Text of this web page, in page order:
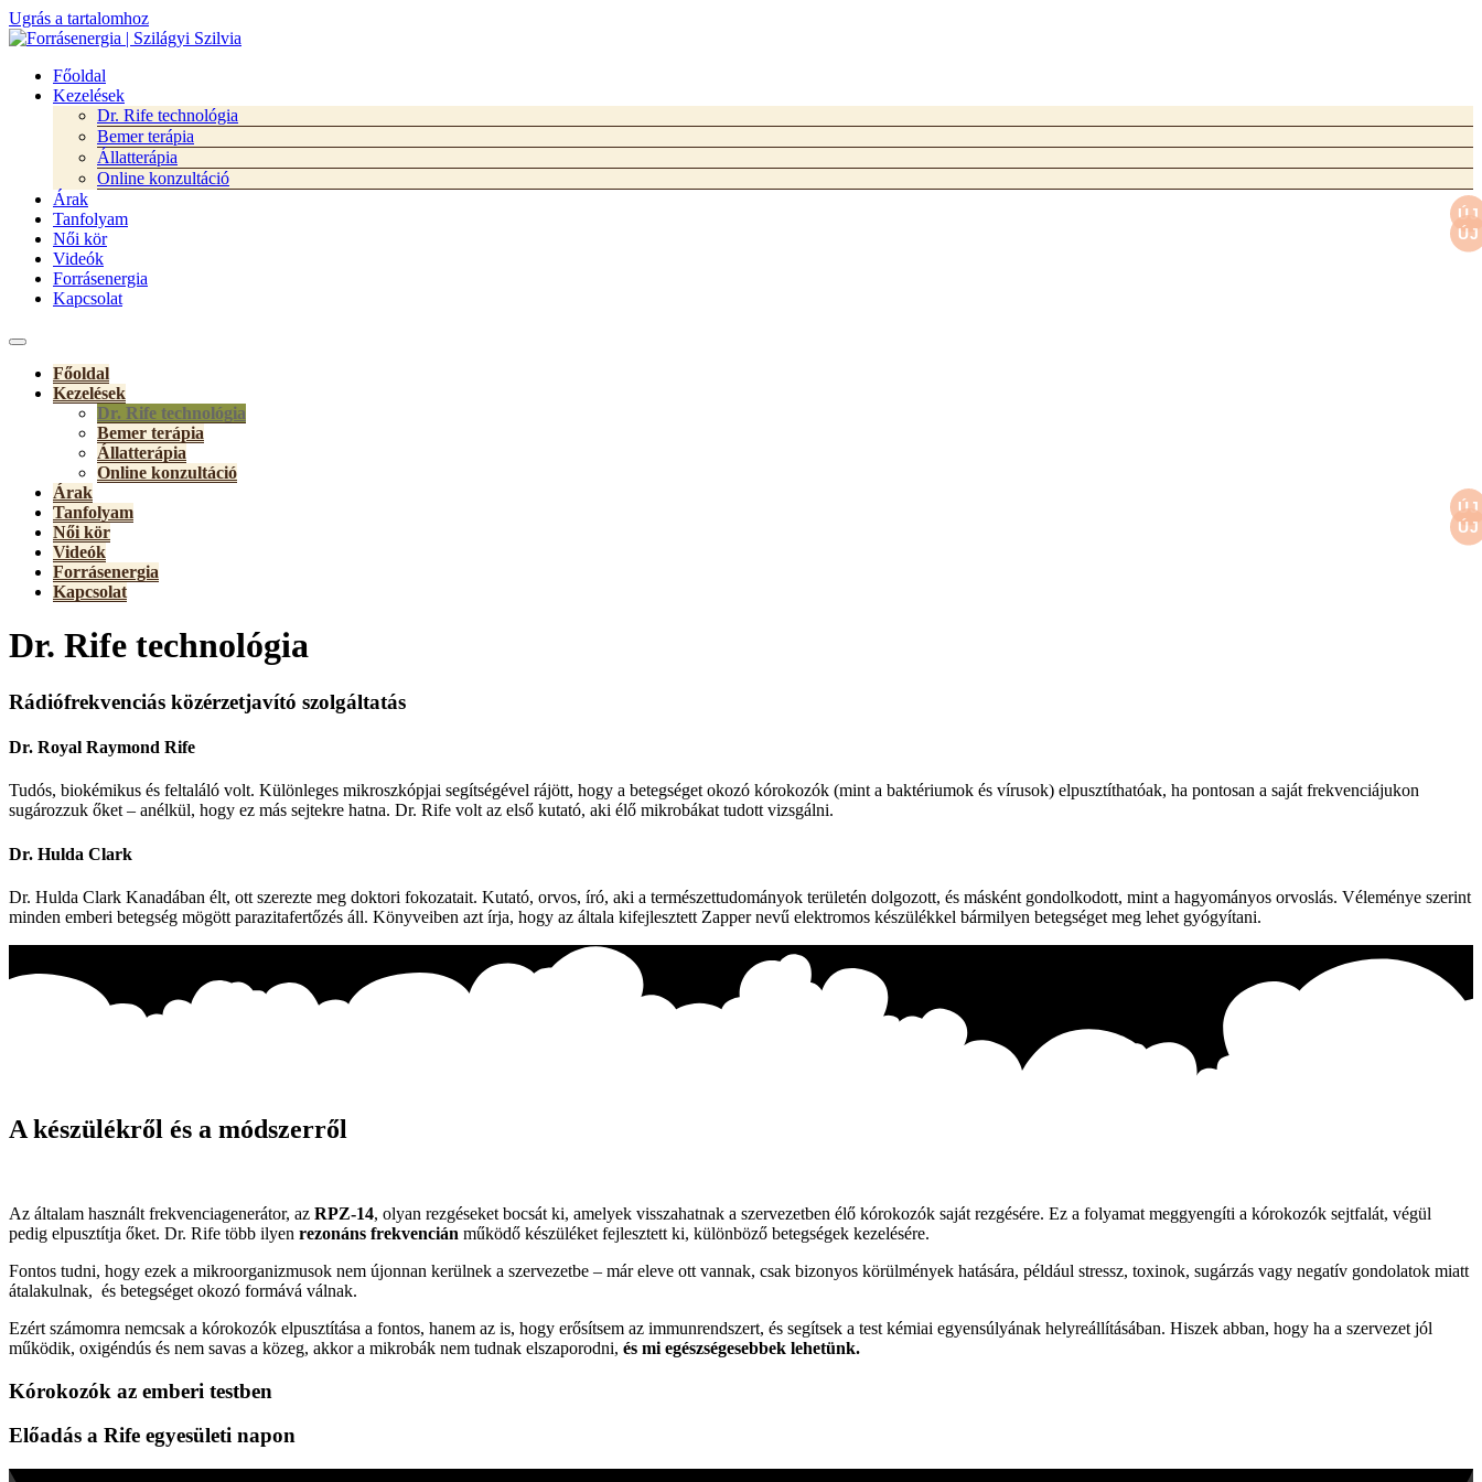
Ugrás a tartalomhoz
Főoldal
Kezelések
Dr. Rife technológia
Bemer terápia
Állatterápia
Online konzultáció
Árak
Tanfolyam
Női kör
Videók
Forrásenergia
Kapcsolat
Főoldal
Kezelések
Dr. Rife technológia
Bemer terápia
Állatterápia
Online konzultáció
Árak
Tanfolyam
Női kör
Videók
Forrásenergia
Kapcsolat
Dr. Rife technológia
Rádiófrekvenciás közérzetjavító szolgáltatás
Dr. Royal Raymond Rife
Tudós, biokémikus és feltaláló volt. Különleges mikroszkópjai segítségével rájött, hogy a betegséget okozó kórokozók (mint a baktériumok és vírusok) elpusztíthatóak, ha pontosan a saját frekvenciájukon
sugározzuk őket – anélkül, hogy ez más sejtekre hatna. Dr. Rife volt az első kutató, aki élő mikrobákat tudott vizsgálni.
Dr. Hulda Clark
Dr. Hulda Clark Kanadában élt, ott szerezte meg doktori fokozatait. Kutató, orvos, író, aki a természettudományok területén dolgozott, és másként gondolkodott, mint a hagyományos orvoslás. Véleménye szerint
minden emberi betegség mögött parazitafertőzés áll. Könyveiben azt írja, hogy az általa kifejlesztett Zapper nevű elektromos készülékkel bármilyen betegséget meg lehet gyógyítani.
A készülékről és a módszerről
Az általam használt frekvenciagenerátor, az RPZ-14, olyan rezgéseket bocsát ki, amelyek visszahatnak a szervezetben élő kórokozók saját rezgésére. Ez a folyamat meggyengíti a kórokozók sejtfalát, végül
pedig elpusztítja őket. Dr. Rife több ilyen rezonáns frekvencián működő készüléket fejlesztett ki, különböző betegségek kezelésére.
Fontos tudni, hogy ezek a mikroorganizmusok nem újonnan kerülnek a szervezetbe – már eleve ott vannak, csak bizonyos körülmények hatására, például stressz, toxinok, sugárzás vagy negatív gondolatok miatt
átalakulnak, és betegséget okozó formává válnak.
Ezért számomra nemcsak a kórokozók elpusztítása a fontos, hanem az is, hogy erősítsem az immunrendszert, és segítsek a test kémiai egyensúlyának helyreállításában. Hiszek abban, hogy ha a szervezet jól
működik, oxigéndús és nem savas a közeg, akkor a mikrobák nem tudnak elszaporodni, és mi egészségesebbek lehetünk.
Kórokozók az emberi testben
Előadás a Rife egyesületi napon